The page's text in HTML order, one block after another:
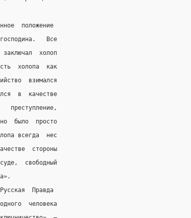
положение
Все
заключал  холоп
холопа  как
взимался
в  качестве
преступление,
было  просто
всегда  нес
стороны
свободный
Правда
человека